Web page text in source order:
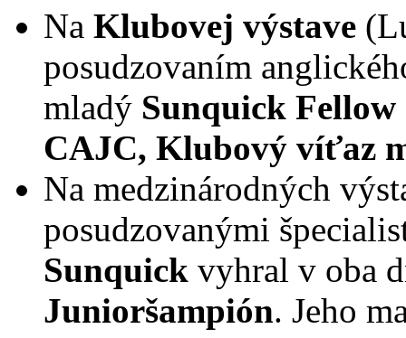
Na Klubovej výstave
posudzovaním
mladý Sunquick
CAJC, Klubový víťaz
Na medzinárodných
posudzovanými
Sunquick vyhral v oba
Junioršampión. Jeho